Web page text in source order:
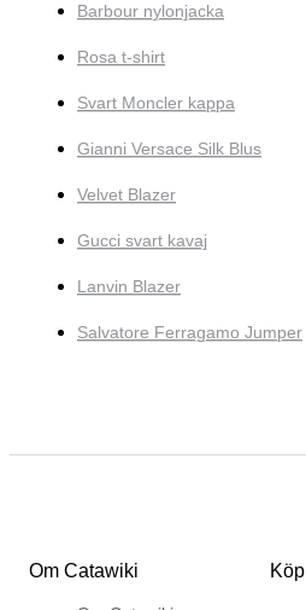
Barbour nylonjacka
Rosa t-shirt
Svart Moncler kappa
Gianni Versace Silk Blus
Velvet Blazer
Gucci svart kavaj
Lanvin Blazer
Salvatore Ferragamo Jumper
Om Catawiki Köp